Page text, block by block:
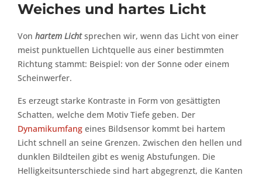
Weiches und hartes Licht
Von hartem Lichtsprechen wir, wenn das Licht von einer
meist punktuellen Lichtquelle aus einer bestimmten
Richtung stammt: Beispiel: von der Sonne oder einem
Scheinwerfer.
Es erzeugt starke Kontraste in Form von gesättigten
Schatten, welche dem Motiv Tiefe geben. Der
Dynamikumfang eines Bildsensor kommt bei hartem
Licht schnell an seine Grenzen. Zwischen den hellen und
dunklen Bildteilen gibt es wenig Abstufungen. Die
Helligkeitsunterschiede sind hart abgegrenzt, die Kanten